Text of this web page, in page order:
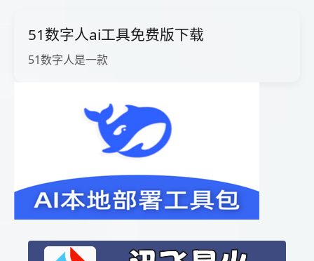
51数字人ai工具免费版下载
51数字人是一款